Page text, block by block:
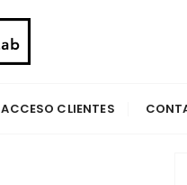
ACCESO CLIENTES